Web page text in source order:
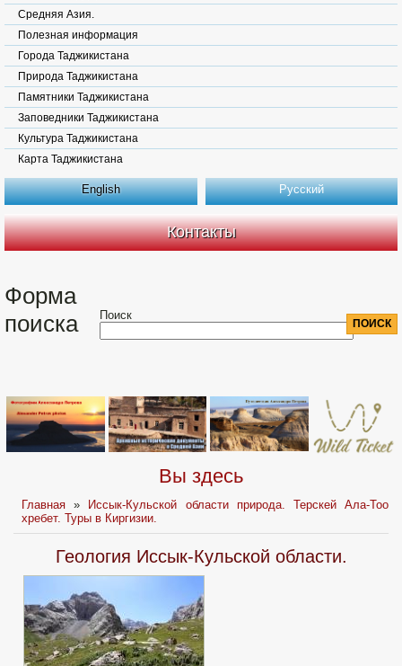
Средняя Азия.
Полезная информация
Города Таджикистана
Природа Таджикистана
Памятники Таджикистана
Заповедники Таджикистана
Культура Таджикистана
Карта Таджикистана
English Русский
Контакты
Форма
поиска
Поиск
Вы здесь
Главная »
Иссык-Кульской области природа. Терскей Ала-Тоо
хребет. Туры в Киргизии.
Геология Иссык-Кульской области.